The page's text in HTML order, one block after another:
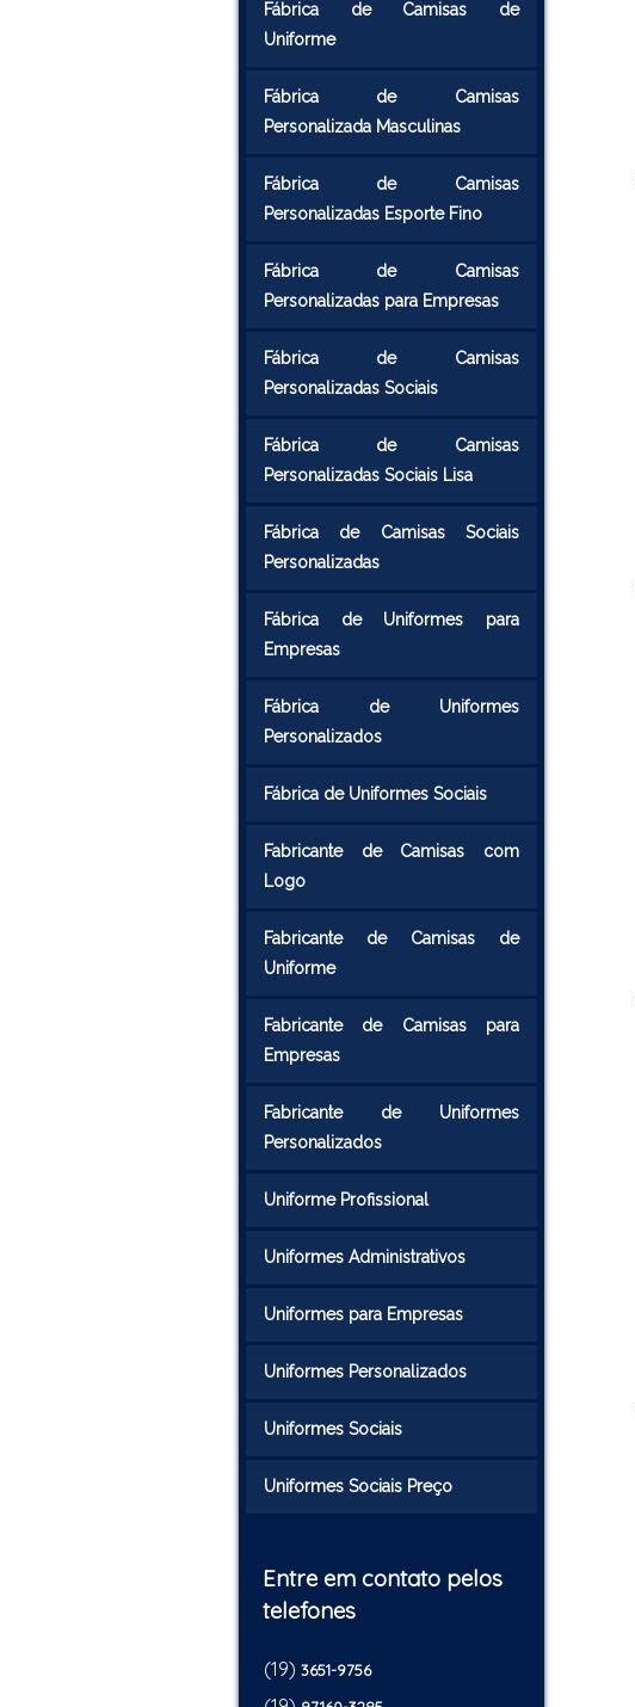
Fábrica de Camisas de
Uniforme
Fábrica de Camisas
Personalizada Masculinas
Fábrica de Camisas
Personalizadas Esporte Fino
Fábrica de Camisas
Personalizadas para Empresas
Fábrica de Camisas
Personalizadas Sociais
Fábrica de Camisas
Personalizadas Sociais Lisa
Fábrica de Camisas Sociais
Personalizadas
Fábrica de Uniformes para
Empresas
Fábrica de Uniformes
Personalizados
Fábrica de Uniformes Sociais
Fabricante de Camisas com
Logo
Fabricante de Camisas de
Uniforme
Fabricante de Camisas para
Empresas
Fabricante de Uniformes
Personalizados
Uniforme Profissional
Uniformes Administrativos
Uniformes para Empresas
Uniformes Personalizados
Uniformes Sociais
Uniformes Sociais Preço
Entre em contato pelos
telefones
(19)3651-9756